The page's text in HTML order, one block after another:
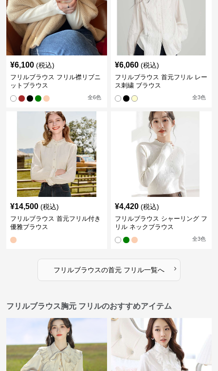
¥6,100 (税込)
フリルブラウス フリル襟リブニ
ットブラウス
全6色
¥6,060 (税込)
フリルブラウス 首元フリル レー
ス刺繍 ブラウス
全3色
¥14,500 (税込)
フリルブラウス 首元フリル付き
優雅ブラウス
¥4,420 (税込)
フリルブラウス シャーリング フ
リル ネックブラウス
全3色
フリルブラウスの首元 フリル一覧へ ›
フリルブラウス胸元 フリルのおすすめアイテム